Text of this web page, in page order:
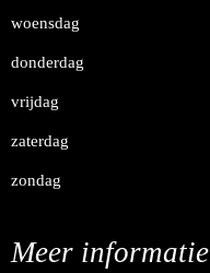
woensdag
donderdag
vrijdag
zaterdag
zondag
Meer informatie